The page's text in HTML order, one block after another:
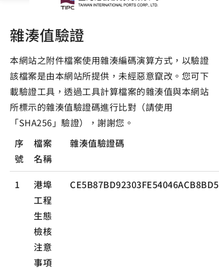
雜湊值驗證
本網站之附件檔案使用雜湊編碼演算方式，以驗證
該檔案是由本網站所提供，未經惡意竄改。您可下
載驗證工具，透過工具計算檔案的雜湊值與本網站
所標示的雜湊值驗證碼進行比對（請使用
「SHA256」驗證），謝謝您。
序
號
檔案
名稱
雜湊值驗證碼
1
港埠
工程
生態
檢核
注意
事項